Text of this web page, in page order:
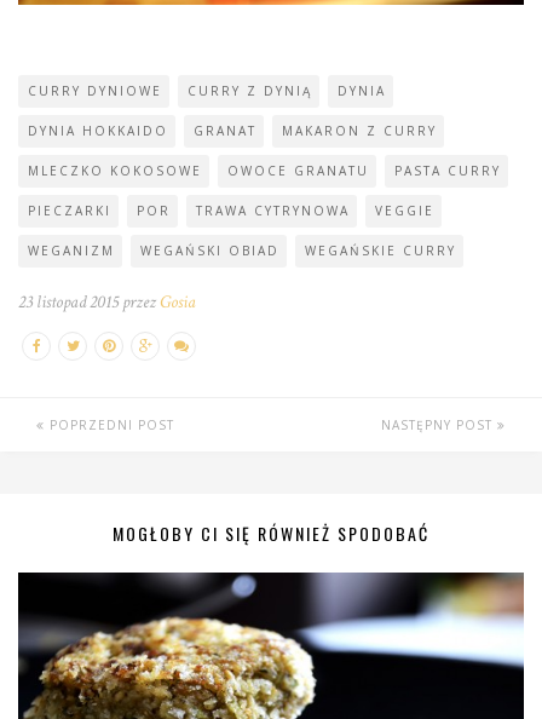
CURRY DYNIOWE CURRY Z DYNIĄ DYNIA
DYNIA HOKKAIDO GRANAT MAKARON Z CURRY
MLECZKO KOKOSOWE OWOCE GRANATU PASTA CURRY
PIECZARKI POR TRAWA CYTRYNOWA VEGGIE
WEGANIZM WEGAŃSKI OBIAD WEGAŃSKIE CURRY
23 listopad 2015 przezGosia
POPRZEDNI POST NASTĘPNY POST
MOGŁOBY CI SIĘ RÓWNIEŻ SPODOBAĆ